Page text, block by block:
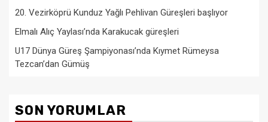
20. Vezirköprü Kunduz Yağlı Pehlivan Güreşleri başlıyor
Elmalı Alıç Yaylası’nda Karakucak güreşleri
U17 Dünya Güreş Şampiyonası’nda Kıymet Rümeysa
Tezcan’dan Gümüş
SON YORUMLAR